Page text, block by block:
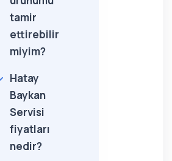
tamir
ettirebilir
miyim?
Hatay
Baykan
Servisi
fiyatları
nedir?